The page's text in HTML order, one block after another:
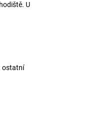
U
ostatní